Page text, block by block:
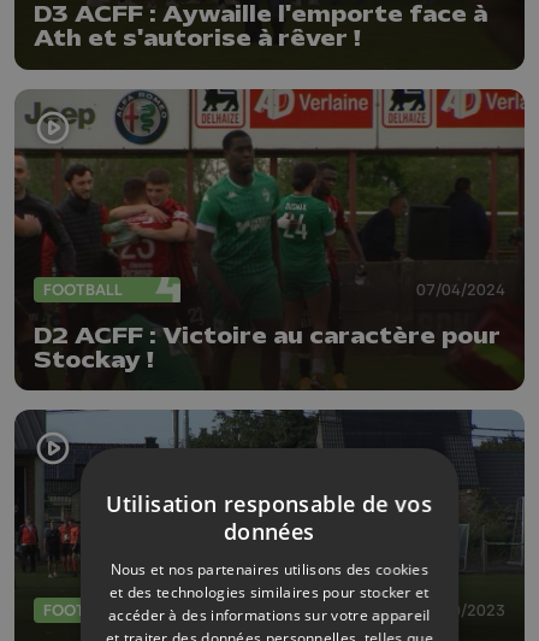
D3 ACFF : Aywaille l'emporte face à
Ath et s'autorise à rêver !
FOOTBALL 07/04/2024
D2 ACFF : Victoire au caractère pour
Stockay !
FOOTBALL 08/10/2023
Utilisation responsable de vos
données
Nous et nos partenaires utilisons des cookies
et des technologies similaires pour stocker et
accéder à des informations sur votre appareil